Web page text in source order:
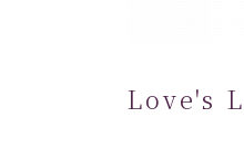
Love's